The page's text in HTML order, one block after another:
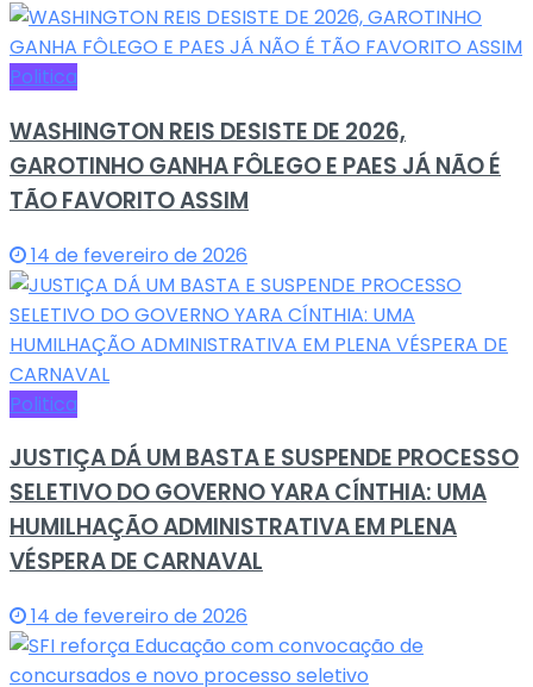
Politica
WASHINGTON REIS DESISTE DE 2026,
GAROTINHO GANHA FÔLEGO E PAES JÁ NÃO É
TÃO FAVORITO ASSIM
14 de fevereiro de 2026
Politica
JUSTIÇA DÁ UM BASTA E SUSPENDE PROCESSO
SELETIVO DO GOVERNO YARA CÍNTHIA: UMA
HUMILHAÇÃO ADMINISTRATIVA EM PLENA
VÉSPERA DE CARNAVAL
14 de fevereiro de 2026